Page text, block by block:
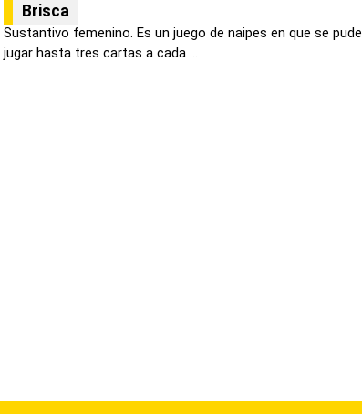
Brisca
Sustantivo femenino. Es un juego de naipes en que se pude
jugar hasta tres cartas a cada ...